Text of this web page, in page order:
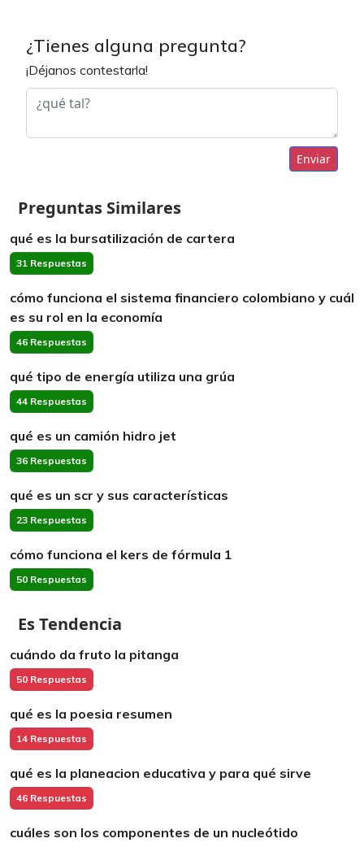
¿Tienes alguna pregunta?
¡Déjanos contestarla!
Enviar
Preguntas Similares
qué es la bursatilización de cartera
31 Respuestas
cómo funciona el sistema financiero colombiano y cuál
es su rol en la economía
46 Respuestas
qué tipo de energía utiliza una grúa
44 Respuestas
qué es un camión hidro jet
36 Respuestas
qué es un scr y sus características
23 Respuestas
cómo funciona el kers de fórmula 1
50 Respuestas
Es Tendencia
cuándo da fruto la pitanga
50 Respuestas
qué es la poesia resumen
14 Respuestas
qué es la planeacion educativa y para qué sirve
46 Respuestas
cuáles son los componentes de un nucleótido